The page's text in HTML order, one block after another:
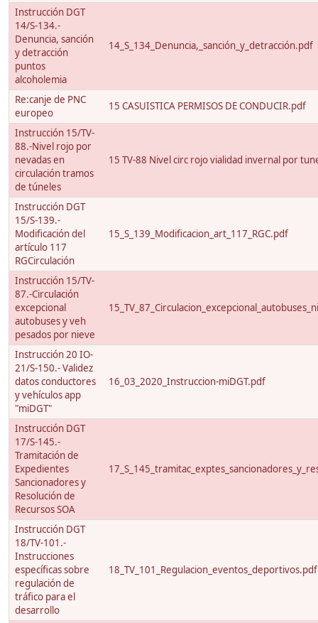
Instrucción DGT
14/S-134.-
Denuncia, sanción
y detracción
puntos
alcoholemia
14_S_134_Denuncia,_sanción_y_detracción.pdf
Re:canje de PNC
europeo
15 CASUISTICA PERMISOS DE CONDUCIR.pdf
Instrucción 15/TV-
88.-Nivel rojo por
nevadas en
circulación tramos
de túneles
15 TV-88 Nivel circ rojo vialidad invernal por
Instrucción DGT
15/S-139.-
Modificación del
artículo 117
RGCirculación
15_S_139_Modificacion_art_117_RGC.pdf
Instrucción 15/TV-
87.-Circulación
excepcional
autobuses y veh
pesados por nieve
Instrucción 20 IO-
21/S-150.- Validez
datos conductores
y vehículos app
"miDGT"
16_03_2020_Instruccion-miDGT.pdf
Instrucción DGT
17/S-145.-
Tramitación de
Expedientes
Sancionadores y
Resolución de
Recursos SOA
Instrucción DGT
18/TV-101.-
Instrucciones
específicas sobre
regulación de
tráfico para el
desarrollo
18_TV_101_Regulacion_eventos_deportivos.pdf